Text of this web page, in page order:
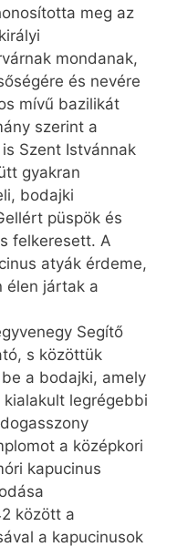
meg az
mondanak,
és nevére
mívű bazilikát
szerint a
Szent Istvánnak
gyakran
bodajki
püspök és
felkeresett. A
atyák érdeme,
élen jártak a
Segítő
s közöttük
a bodajki, amely
legrégebbi
a középkori
kapucinus
között a
a kapucinusok